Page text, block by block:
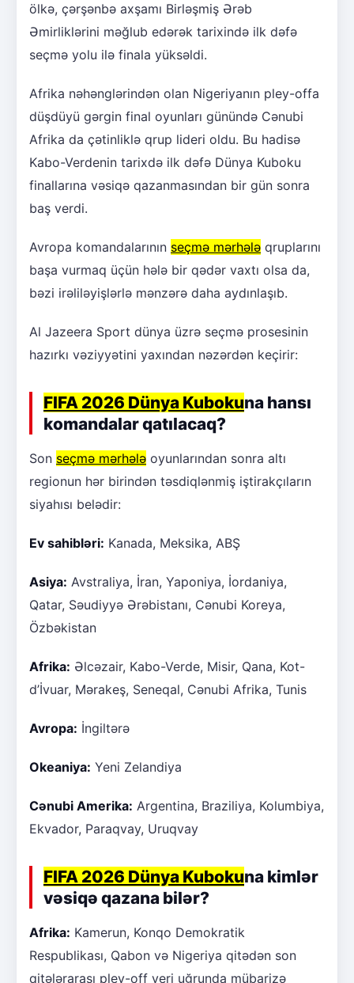
ölkə, çərşənbə axşamı Birləşmiş Ərəb
Əmirliklərini məğlub edərək tarixində ilk dəfə
seçmə yolu ilə finala yüksəldi.
Afrika nəhənglərindən olan Nigeriyanın pley-offa
düşdüyü gərgin final oyunları günündə Cənubi
Afrika da çətinliklə qrup lideri oldu. Bu hadisə
Kabo-Verdenin tarixdə ilk dəfə Dünya Kuboku
finallarına vəsiqə qazanmasından bir gün sonra
baş verdi.
Avropa komandalarının seçmə mərhələ qruplarını
başa vurmaq üçün hələ bir qədər vaxtı olsa da,
bəzi irəliləyişlərlə mənzərə daha aydınlaşıb.
Al Jazeera Sport dünya üzrə seçmə prosesinin
hazırkı vəziyyətini yaxından nəzərdən keçirir:
FIFA 2026 Dünya Kubokuna hansı
komandalar qatılacaq?
Son seçmə mərhələ oyunlarından sonra altı
regionun hər birindən təsdiqlənmiş iştirakçıların
siyahısı belədir:
Ev sahibləri: Kanada, Meksika, ABŞ
Asiya: Avstraliya, İran, Yaponiya, İordaniya,
Qatar, Səudiyyə Ərəbistanı, Cənubi Koreya,
Özbəkistan
Afrika: Əlcəzair, Kabo-Verde, Misir, Qana, Kot-
d’İvuar, Mərakeş, Seneqal, Cənubi Afrika, Tunis
Avropa: İngiltərə
Okeaniya: Yeni Zelandiya
Cənubi Amerika: Argentina, Braziliya, Kolumbiya,
Ekvador, Paraqvay, Uruqvay
FIFA 2026 Dünya Kubokuna kimlər
vəsiqə qazana bilər?
Afrika: Kamerun, Konqo Demokratik
Respublikası, Qabon və Nigeriya qitədən son
qitələrarası pley-off yeri uğrunda mübarizə